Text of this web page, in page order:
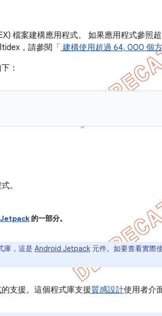
檔案建構應用程式。 如果應用程式參照
，請參閱「 建構使用超過 64, 000 個
：
。
的一部分。
庫，這是 Android Jetpack 元件。如要查看實際
的支援。這個程式庫支援質感設計使用者介